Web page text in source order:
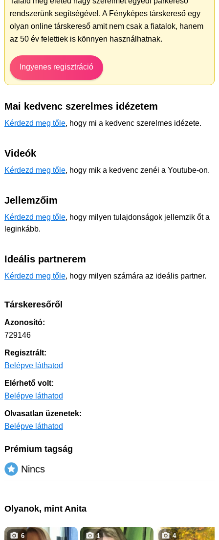
rendszerünk segítségével. A Fényképes társkereső egy
olyan online társkereső amit nem csak a fiatalok, hanem
az 50 év felettiek is könnyen használhatnak.
Ingyenes regisztráció
Mai kedvenc szerelmes idézetem
Kérdezd meg tőle, hogy mi a kedvenc szerelmes idézete.
Videók
Kérdezd meg tőle, hogy mik a kedvenc zenéi a Youtube-on.
Jellemzőim
Kérdezd meg tőle, hogy milyen tulajdonságok jellemzik őt a
leginkább.
Ideális partnerem
Kérdezd meg tőle, hogy milyen számára az ideális partner.
Társkeresőről
Azonosító:
729146
Regisztrált:
Belépve láthatod
Elérhető volt:
Belépve láthatod
Olvasatlan üzenetek:
Belépve láthatod
Prémium tagság
Nincs
Olyanok, mint Anita
6 1 4